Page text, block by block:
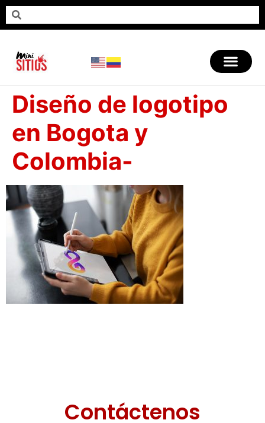
Diseño de logotipo
en Bogota y
Colombia-
Contáctenos